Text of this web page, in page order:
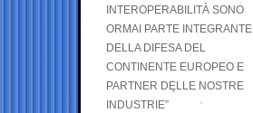
INTEROPERABILITÀ SONO
ORMAI PARTE INTEGRANTE
DELLA DIFESA DEL
CONTINENTE EUROPEO E
PARTNER DELLE NOSTRE
INDUSTRIE”